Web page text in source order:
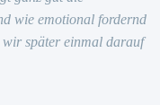
wie emotional fordernd
wir später einmal darauf